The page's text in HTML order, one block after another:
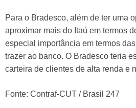
Para o Bradesco, além de ter uma
aproximar mais do Itaú em termos
especial importância em termos
trazer ao banco. O Bradesco teria
carteira de clientes de alta renda e
Fonte: Contraf-CUT / Brasil 247